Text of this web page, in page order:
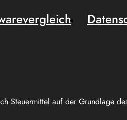
Steuermittel auf der Grundlage